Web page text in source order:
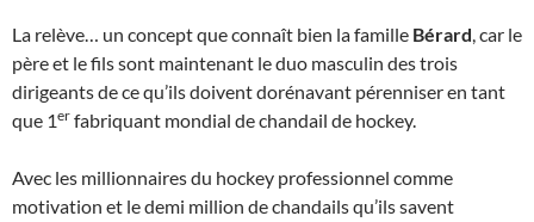
La relève… un concept que connaît bien la famille Bérard, car le
père et le fils sont maintenant le duo masculin des trois
dirigeants de ce qu’ils doivent dorénavant pérenniser en tant
que 1er fabriquant mondial de chandail de hockey.
Avec les millionnaires du hockey professionnel comme
motivation et le demi million de chandails qu’ils savent